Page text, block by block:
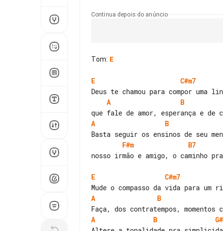
Continua depois do anúncio
Tom: E
E C#m7
A
B
A
B
F#m
B7
nosso irmão e amigo, o caminho
E C#m7
A
B
A
B